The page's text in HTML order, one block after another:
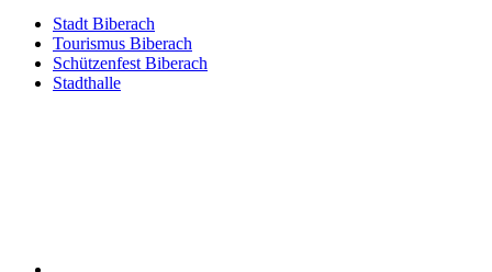
Stadt Biberach
Tourismus Biberach
Schützenfest Biberach
Stadthalle